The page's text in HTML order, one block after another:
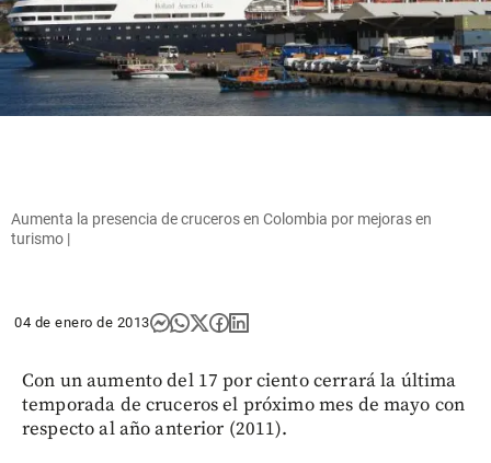
Aumenta la presencia de cruceros en Colombia por mejoras en
turismo |
04 de enero de 2013
Con un aumento del 17 por ciento cerrará la última
temporada de cruceros el próximo mes de mayo con
respecto al año anterior (2011).